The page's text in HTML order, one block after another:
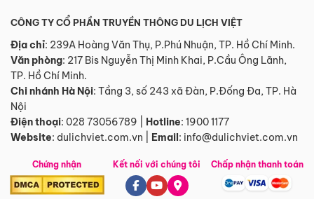
CÔNG TY CỔ PHẦN TRUYỀN THÔNG DU LỊCH VIỆT
Địa chỉ: 239A Hoàng Văn Thụ, P.Phú Nhuận, TP. Hồ Chí Minh.
Văn phòng: 217 Bis Nguyễn Thị Minh Khai, P.Cầu Ông Lãnh,
TP. Hồ Chí Minh.
Chi nhánh Hà Nội: Tầng 3, số 243 xã Đàn, P.Đống Đa, TP. Hà
Nội
Điện thoại: 028 73056789 Hotline: 1900 1177
Website: dulichviet.com.vn Email: info@dulichviet.com.vn
Chứng nhận Kết nối với chúng tôi Chấp nhận thanh toán